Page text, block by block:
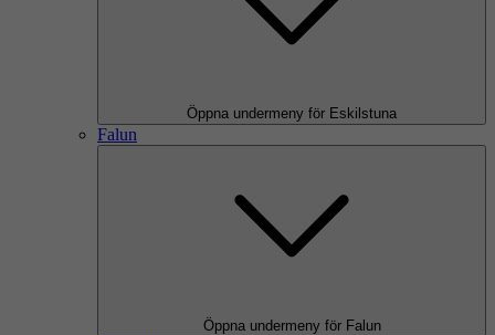
Öppna undermeny för Eskilstuna
Falun
Öppna undermeny för Falun